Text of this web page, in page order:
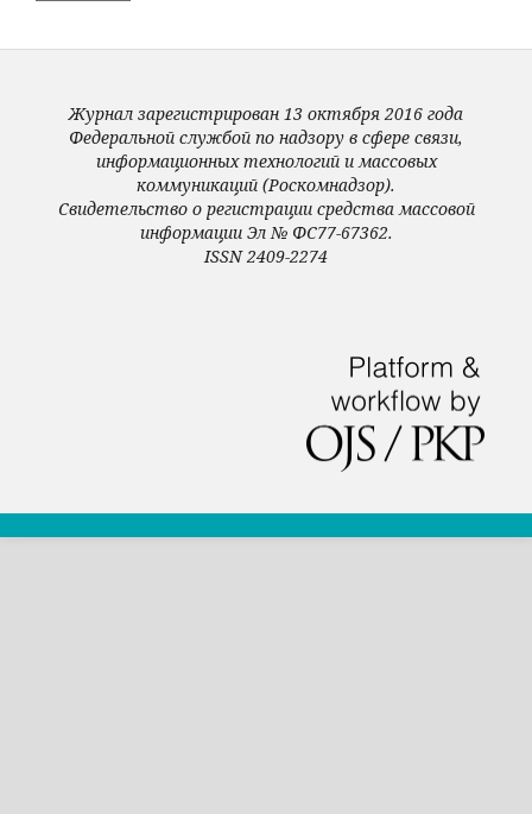
Журнал зарегистрирован 13 октября 2016 года
Федеральной службой по надзору в сфере связи,
информационных технологий и массовых
коммуникаций (Роскомнадзор).
Свидетельство о регистрации средства массовой
информации Эл № ФС77-67362.
ISSN 2409-2274